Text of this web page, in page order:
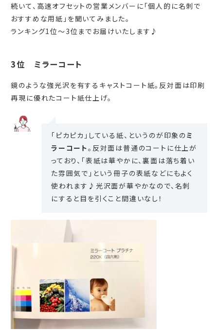
続いて、高速オフセットの営業メンバーに「個人的に名刺で
おすすめな用紙」を聞いてみました。
ランキング1位～3位までお届けいたします♪
3位 ミラーコート
鏡のような強光沢を有するキャストコート紙。反対面は印刷
再現に優れたコート紙仕上げ。
「ピカピカ」している紙、というのが印象のミ
ラーコート。反対面は普通のコートに仕上が
っており、「表紙は華やかに、裏面は落ち着い
た雰囲気で」という冊子の表紙などにもよく
使われます♪光沢面が華やかなので、名刺
にすると目を引くこと間違いなし！